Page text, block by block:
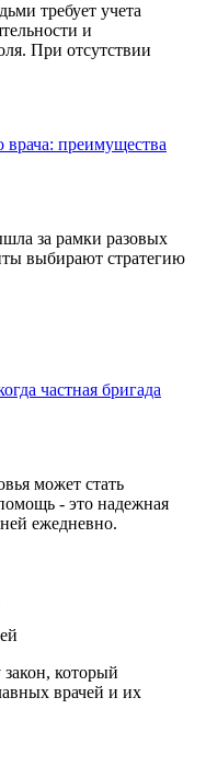
требует учета
и
При отсутствии
преимущества
за рамки разовых
выбирают стратегию
частная бригада
может стать
- это надежная
ежедневно.
который
врачей и их